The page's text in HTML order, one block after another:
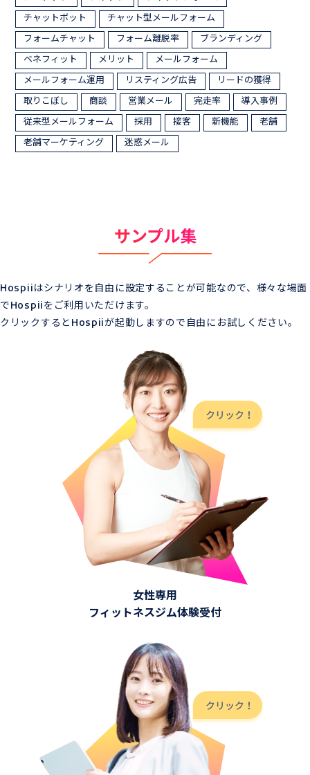
チャットボット
チャット型メールフォーム
フォームチャット
フォーム離脱率
ブランディング
ベネフィット
メリット
メールフォーム
メールフォーム運用
リスティング広告
リードの獲得
取りこぼし
商談 営業メール 完走率
導入事例
従来型メールフォーム
採用 接客 新機能
老舗
老舗マーケティング
迷惑メール
サンプル集
Hospiiはシナリオを自由に設定することが可能なので、様々な場面
でHospiiをご利用いただけます。
クリックするとHospiiが起動しますので自由にお試しください。
女性専用
フィットネスジム体験受付